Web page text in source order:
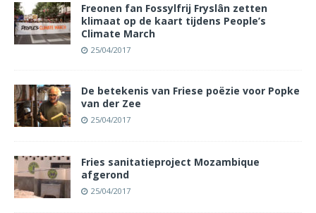
Freonen fan Fossylfrij Fryslân zetten
klimaat op de kaart tijdens People’s
Climate March
25/04/2017
De betekenis van Friese poëzie voor Popke
van der Zee
25/04/2017
Fries sanitatieproject Mozambique
afgerond
25/04/2017